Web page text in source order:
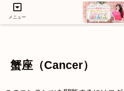
蟹座（Cancer）
メニュー